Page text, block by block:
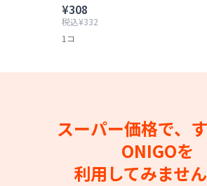
¥308
税込¥332
1コ
スーパー価格で、
ONIGOを
利用してみませ